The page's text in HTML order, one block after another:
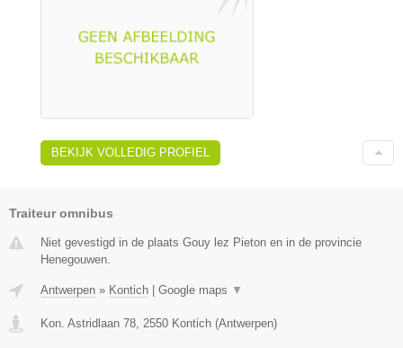
BEKIJK VOLLEDIG PROFIEL
Traiteur omnibus
Niet gevestigd in de plaats Gouy lez Pieton en in de provincie
Henegouwen.
Antwerpen » Kontich Google maps ▼
Kon. Astridlaan 78, 2550 Kontich (Antwerpen)